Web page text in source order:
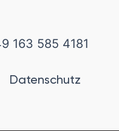
163 585 4181
Datenschutz